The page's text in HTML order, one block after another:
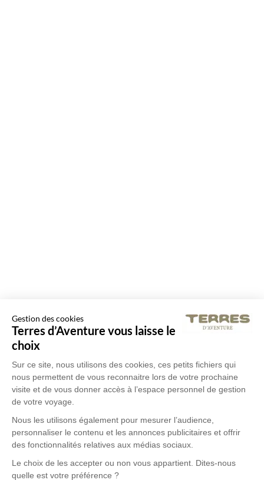
Gestion des cookies
Terres d’Aventure vous laisse le
choix
Sur ce site, nous utilisons des cookies, ces petits fichiers qui
nous permettent de vous reconnaitre lors de votre prochaine
visite et de vous donner accès à l’espace personnel de gestion
de votre voyage.
Nous les utilisons également pour mesurer l’audience,
personnaliser le contenu et les annonces publicitaires et offrir
des fonctionnalités relatives aux médias sociaux.
Le choix de les accepter ou non vous appartient. Dites-nous
quelle est votre préférence ?